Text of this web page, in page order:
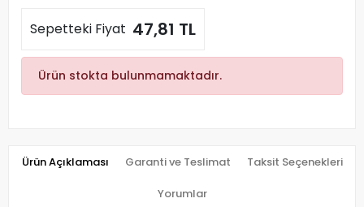
Sepetteki Fiyat 47,81 TL
Ürün stokta bulunmamaktadır.
Ürün Açıklaması Garanti ve Teslimat Taksit Seçenekleri
Yorumlar